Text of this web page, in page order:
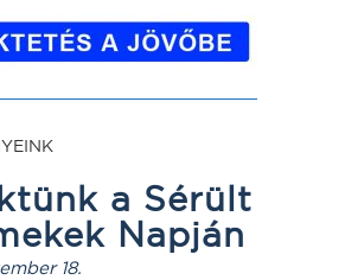
a Sérült
Napján
18.